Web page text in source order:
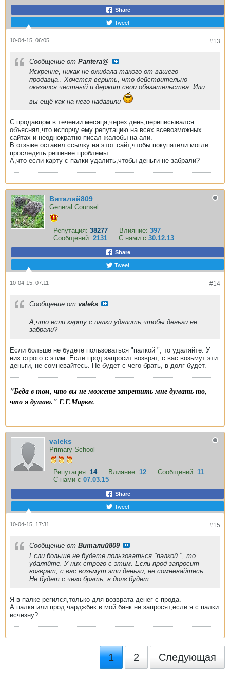
Share
Tweet
#13
10-04-15, 06:05
Сообщение от Pantera@
Искренне, никак не ожидала такого от вашего
продавца.. Хочется верить, что действительно
оказался честный и держит свои обязательства. Или
вы ещё как на него надавили
С продавцом в течении месяца,через день,переписывался
объяснял,что испорчу ему репутацию на всех всевозможных
сайтах и неоднократно писал жалобы на али.
В отзыве оставил ссылку на этот сайт,чтобы покупатели могли
проследить решение проблемы.
А,что если карту с палки удалить,чтобы деньги не забрали?
Виталий809
General Counsel
Репутация: 38277 Влияние: 397
Сообщений: 2131 С нами с 30.12.13
Share
Tweet
#14
10-04-15, 07:11
Сообщение от valeks
А,что если карту с палки удалить,чтобы деньги не
забрали?
Если больше не будете пользоваться "палкой ", то удаляйте. У
них строго с этим. Если прод запросит возврат, с вас возьмут эти
деньги, не сомневайтесь. Не будет с чего брать, в долг будет.
"Беда в том, что вы не можете запретить мне думать то,
что я думаю." Г.Г.Маркес
valeks
Primary School
Репутация: 14 Влияние: 12 Сообщений: 11
С нами с 07.03.15
Share
Tweet
#15
10-04-15, 17:31
Сообщение от Виталий809
Если больше не будете пользоваться "палкой ", то
удаляйте. У них строго с этим. Если прод запросит
возврат, с вас возьмут эти деньги, не сомневайтесь.
Не будет с чего брать, в долг будет.
Я в палке регился,только для возврата денег с прода.
А палка или прод чарджбек в мой банк не запросят,если я с палки
исчезну?
1 2 Следующая